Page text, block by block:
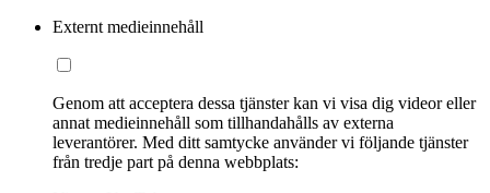
Externt medieinnehåll
Genom att acceptera dessa tjänster kan vi visa dig videor eller
annat medieinnehåll som tillhandahålls av externa
leverantörer. Med ditt samtycke använder vi följande tjänster
från tredje part på denna webbplats: